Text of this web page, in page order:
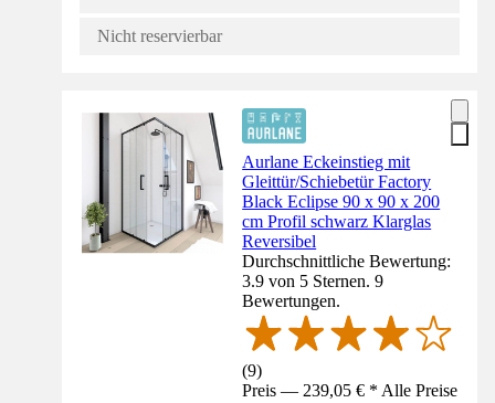
Nicht reservierbar
Aurlane Eckeinstieg mit
Gleittür/Schiebetür Factory
Black Eclipse 90 x 90 x 200
cm Profil schwarz Klarglas
Reversibel
Durchschnittliche Bewertung:
3.9 von 5 Sternen. 9
Bewertungen.
(9)
Preis — 239,05 € * Alle Preise